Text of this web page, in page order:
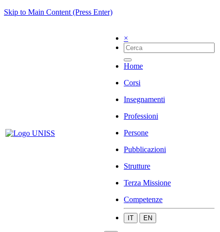
Skip to Main Content (Press Enter)
×
Home
Corsi
Insegnamenti
Professioni
Persone
Pubblicazioni
Strutture
Terza Missione
Competenze
IT EN